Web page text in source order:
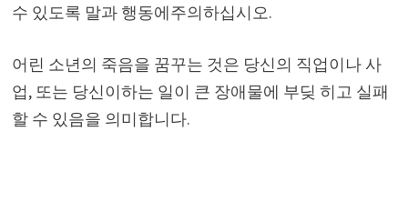
수 있도록 말과 행동에주의하십시오.
어린 소년의 죽음을 꿈꾸는 것은 당신의 직업이나 사
업, 또는 당신이하는 일이 큰 장애물에 부딪 히고 실패
할 수 있음을 의미합니다.